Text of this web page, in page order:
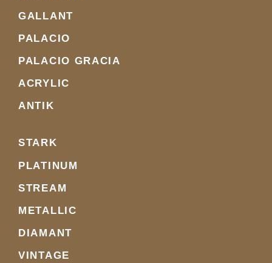
GALLANT
PALACIO
PALACIO GRACIA
ACRYLIC
ANTIK
STARK
PLATINUM
STREAM
METALLIC
DIAMANT
VINTAGE